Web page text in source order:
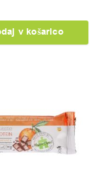
v košarico